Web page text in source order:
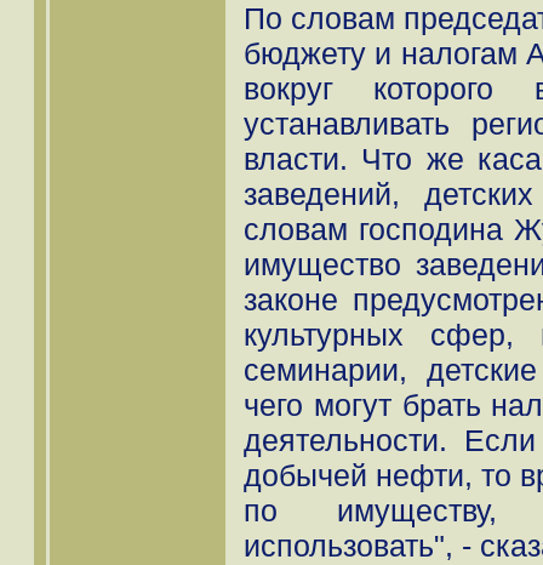
По словам
бюджету и налогам
вокруг которого
устанавливать
власти. Что же
заведений,
словам господина
имущество
законе
культурных сфер,
семинарии,
чего могут брать
деятельности.
добычей нефти, то
по имуществу,
использовать", -